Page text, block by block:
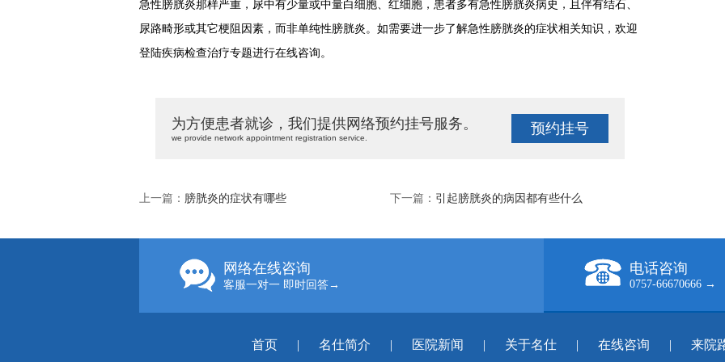
急性膀胱炎那样严重，尿中有少量或中量白细胞、红细胞，患者多有急性膀胱炎病史，且伴有结石、
尿路畸形或其它梗阻因素，而非单纯性膀胱炎。如需要进一步了解急性膀胱炎的症状相关知识，欢迎
登陆疾病检查治疗专题进行在线咨询。
为方便患者就诊，我们提供网络预约挂号服务。
we provide network appointment registration service.
预约挂号
上一篇： 膀胱炎的症状有哪些 下一篇： 引起膀胱炎的病因都有些什么
网络在线咨询
客服一对一 即时回答→
电话咨询
0757-66670666 →
首页 | 名仕简介 | 医院新闻 | 关于名仕 | 在线咨询 | 来院